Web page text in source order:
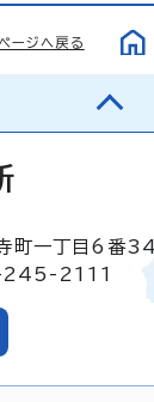
ージへ戻る
町一丁目6番
245-2111